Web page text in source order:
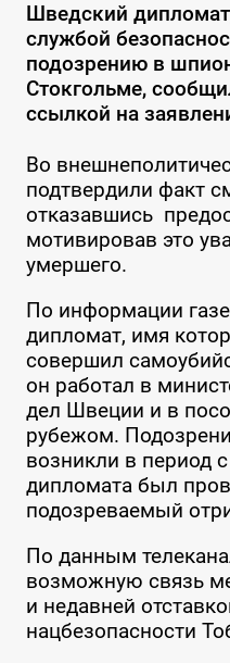
Шведский
службой
подозрению в
Стокгольме,
ссылкой на
Во
подтвердили факт
отказавшись
мотивировав это
умершего.
По информации
дипломат, имя
совершил
он работал в
дел Швеции и в
рубежом.
возникли в период
дипломата был
подозреваемый
По данным
возможную связь
и недавней
нацбезопасности